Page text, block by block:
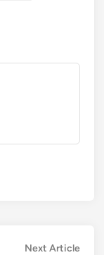
Next ArticleNext